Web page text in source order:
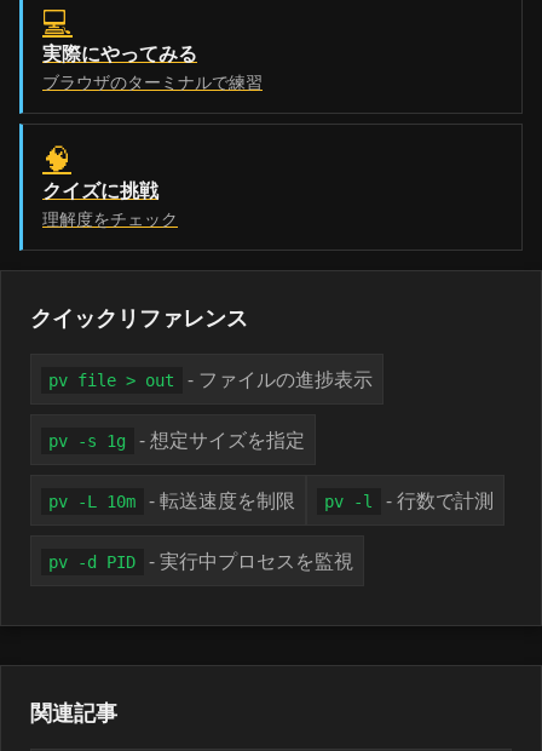
💻
実際にやってみる
ブラウザのターミナルで練習
🧠
クイズに挑戦
理解度をチェック
クイックリファレンス
pv file > out - ファイルの進捗表示
pv -s 1g - 想定サイズを指定
pv -L 10m - 転送速度を制限 pv -l - 行数で計測
pv -d PID - 実行中プロセスを監視
関連記事